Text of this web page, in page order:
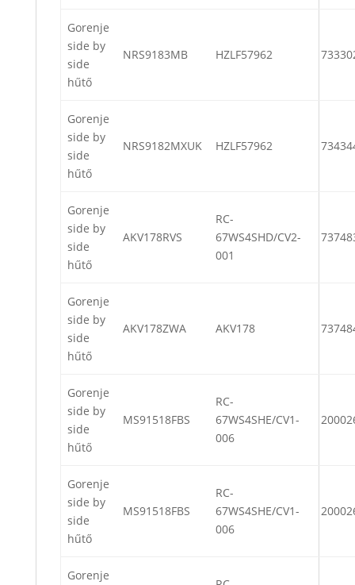
Gorenje
side by
side
hűtő
NRS9183MB HZLF57962
Gorenje
side by
side
hűtő
NRS9182MXUK HZLF57962
Gorenje
side by
side
hűtő
AKV178RVS
RC-
67WS4SHD/CV2-
001
Gorenje
side by
side
hűtő
AKV178ZWA AKV178
Gorenje
side by
side
hűtő
MS91518FBS
RC-
67WS4SHE/CV1-
006
Gorenje
side by
side
hűtő
MS91518FBS
RC-
67WS4SHE/CV1-
006
Gorenje